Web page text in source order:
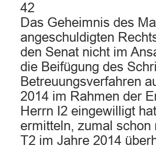
42
Das Geheimnis des
angeschuldigten
den Senat nicht im
die Beifügung des
Betreuungsverfahren
2014 im Rahmen der
Herrn I2 eingewilligt
ermitteln, zumal
T2 im Jahre 2014